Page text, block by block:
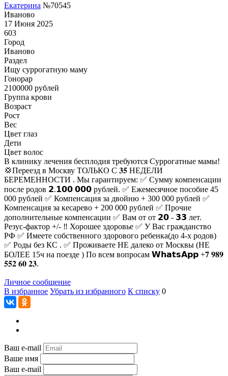
Екатерина №70545
Иваново
17 Июня 2025
603
Город
Иваново
Раздел
Ищу суррогатную маму
Гонoрар
2100000 рублей
Группа крови
Возраст
Рост
Вес
Цвет глаз
Дети
Цвет волос
В клинику лечения бесплодия требуются Суррогатные мамы!
💢Переезд в Москву ТОЛЬКО С 𝟑𝟓 НЕДЕЛИ
БЕРЕМЕННОСТИ . Мы гарантируем: ✅ Сумму компенсации
после родов 𝟮.𝟭𝟬𝟬 𝟬𝟬𝟬 рублей. ✅ Ежемесячное пособие 45
000 рублей ✅ Компенсация за двойню + 300 000 рублей ✅
Компенсация за кесарево + 200 000 рублей ✅ Прочие
дополнительные компенсации ✅ Вам от от 𝟮𝟬 - 𝟯𝟯 лет.
Резус-фактор +/- ‼ Хорошее здоровье ✅ У Вас гражданство
РФ ✅ Имеете собственного здорового ребенка(до 4-х родов)
✅ Роды без КС . ✅ Проживаете НЕ далеко от Москвы (НЕ
БОЛЕЕ 15ч на поезде ) По всем вопросам 𝗪𝗵𝗮𝘁𝘀𝗔𝗽𝗽 +𝟕 𝟗𝟖𝟗
𝟓𝟓𝟐 𝟔𝟎 𝟐𝟑.
Личное сообщение
В избранное Убрать из избранного К списку 0
Ваш e-mail
Ваше имя
Ваш e-mail